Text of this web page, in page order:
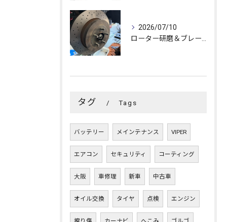
2026/07/10
タグ Tags
バッテリー メインテナンス VIPER
エアコン セキュリティ コーティング
大阪 車修理 新車 中古車
オイル交換 タイヤ 点検 エンジン